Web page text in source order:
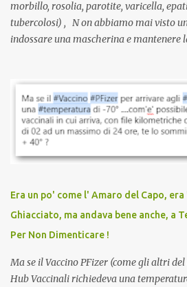
morbillo, rosolia, parotite, varicella,
tubercolosi) , N on abbiamo mai visto
indossare una mascherina e mantenere
vaccinazione. Non avevamo mai
sconti, incentivi per vaccinarsi. Non
discriminazioni per coloro che non
vaccinato, nessuno aveva prima cercato
persona cattiva. Non avevamo mai
scuola. Non avevamo mai visto un
dodicenne di ignorare il consenso dei
che abbiamo elencato sopra...
Era un po' come l' Amaro del Capo,
Ghiacciato, ma andava bene anche, a
Per Non Dimenticare !
Ma se il Vaccino PFizer (come gli altri
Hub Vaccinali richiedeva una